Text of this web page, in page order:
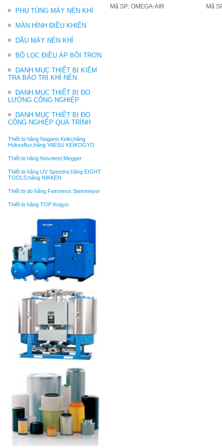
PHỤ TÙNG MÁY NÉN KHÍ
MÀN HÌNH ĐIỀU KHIỂN
DẦU MÁY NÉN KHÍ
BỘ LỌC ĐIỀU ÁP BÔI TRƠN
DANH MỤC THIẾT BỊ KIỂM
TRA BẢO TRÌ KHÍ NÉN
DANH MỤC THIẾT BỊ ĐO
LƯỜNG CÔNG NGHIỆP
DANH MỤC THIẾT BỊ ĐO
CÔNG NGHIỆP QUÁ TRÌNH
Thiết bị hãng Nagano Keiki;hãng
Hukseflux;hãng YAESU KEIKOGYO
Thiết bị hãng Novotest;Megger
Thiết bị hãng UV Speedre;hãng EIGHT
TOOLS;hãng NIKKEN
Thiết bị đo hãng Feinmess Steinmeyer
Thiết bị hãng TOP Kogyo
Mã SP: OMEGA-AIR Mã